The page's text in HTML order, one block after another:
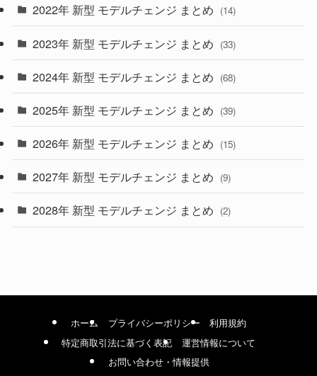
(9)
(22)
(4)
(9)
(4)
(1)
2022年 新型 モデルチェンジ まとめ (14)
2023年 新型 モデルチェンジ まとめ (33)
2024年 新型 モデルチェンジ まとめ (68)
2025年 新型 モデルチェンジ まとめ (39)
2026年 新型 モデルチェンジ まとめ (15)
2027年 新型 モデルチェンジ まとめ (9)
2028年 新型 モデルチェンジ まとめ (2)
ホーム プライバシーポリシー
利用規約
特定商取引法に基づく表記
運営情報について
お問い合わせ・情報提供